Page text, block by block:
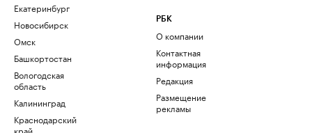
Екатеринбург
Новосибирск
Омск
Башкортостан
Вологодская
область
Калининград
Краснодарский
край
РБК
О компании
Контактная
информация
Редакция
Размещение
рекламы